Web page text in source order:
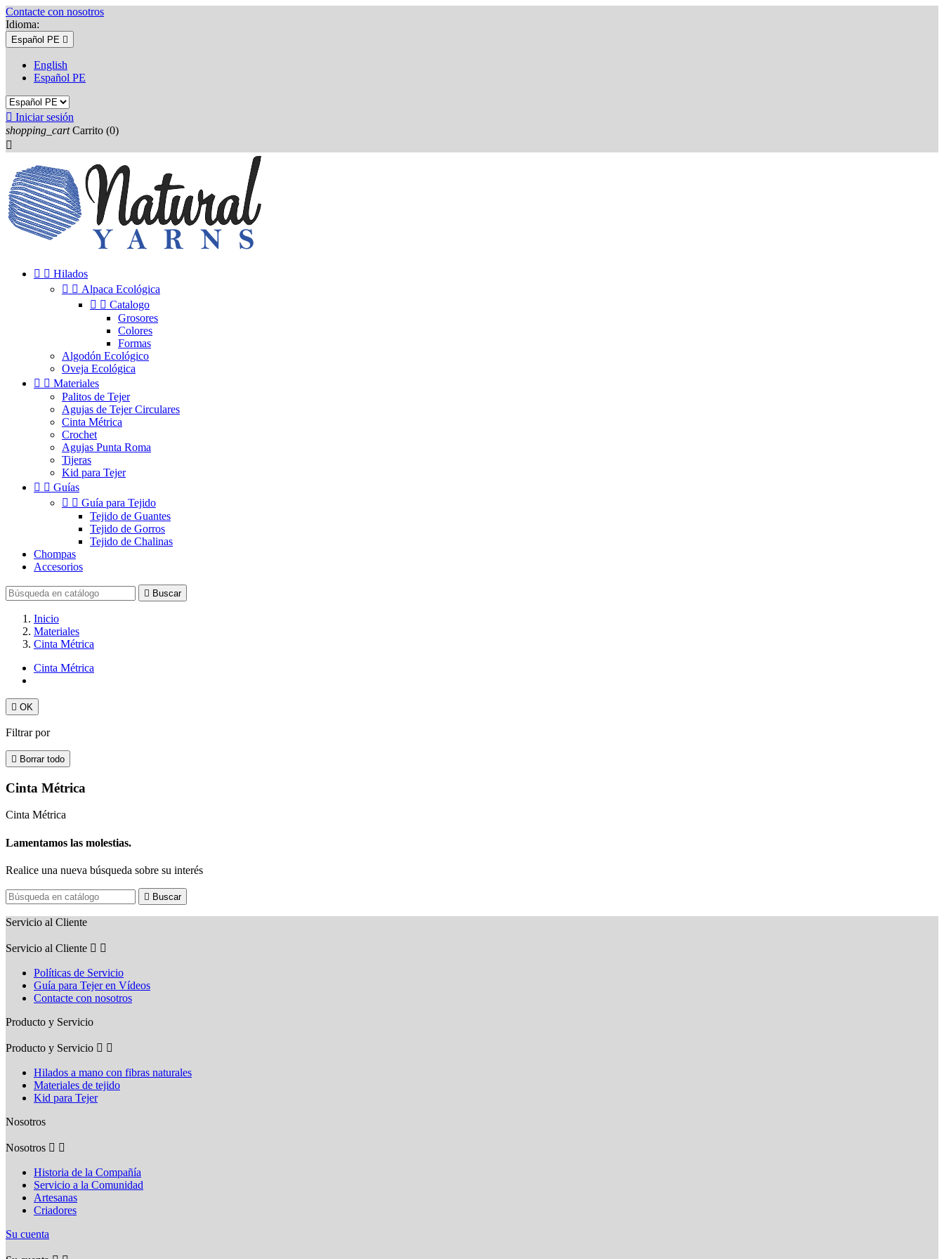
Contacte con nosotros
Idioma:
Español PE 
English
Español PE
 Iniciar sesión
shopping_cart Carrito (0)

  Hilados
  Alpaca Ecológica
  Catalogo
Grosores
Colores
Formas
Algodón Ecológico
Oveja Ecológica
  Materiales
Palitos de Tejer
Agujas de Tejer Circulares
Cinta Métrica
Crochet
Agujas Punta Roma
Tijeras
Kid para Tejer
  Guías
  Guía para Tejido
Tejido de Guantes
Tejido de Gorros
Tejido de Chalinas
Chompas
Accesorios
 Buscar
Inicio
Materiales
Cinta Métrica
Cinta Métrica
 OK
Filtrar por
 Borrar todo
Cinta Métrica
Cinta Métrica
Lamentamos las molestias.
Realice una nueva búsqueda sobre su interés
 Buscar
Servicio al Cliente
Servicio al Cliente  
Políticas de Servicio
Guía para Tejer en Vídeos
Contacte con nosotros
Producto y Servicio
Producto y Servicio  
Hilados a mano con fibras naturales
Materiales de tejido
Kid para Tejer
Nosotros
Nosotros  
Historia de la Compañía
Servicio a la Comunidad
Artesanas
Criadores
Su cuenta